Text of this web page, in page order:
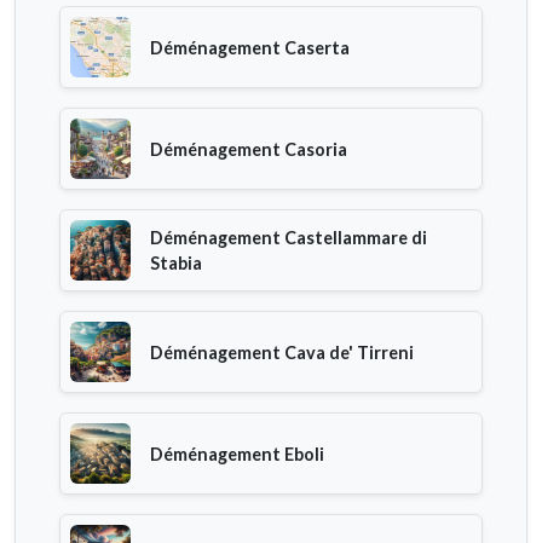
Déménagement Caserta
Déménagement Casoria
Déménagement Castellammare di
Stabia
Déménagement Cava de' Tirreni
Déménagement Eboli